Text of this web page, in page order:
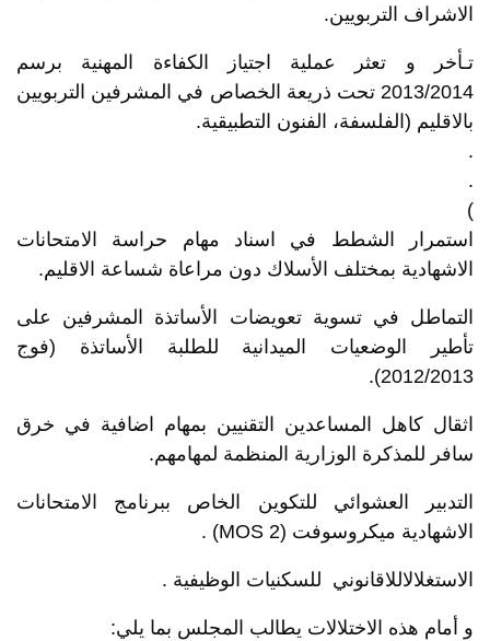
الاشراف التربويين.
تـأخر و تعثر عملية اجتياز الكفاءة المهنية برسم
2013/2014 تحت ذريعة الخصاص في المشرفين التربويين
بالاقليم (الفلسفة، الفنون التطبيقية.
.
.
)
استمرار الشطط في اسناد مهام حراسة الامتحانات
الاشهادية بمختلف الأسلاك دون مراعاة شساعة الاقليم.
التماطل في تسوية تعويضات الأساتذة المشرفين على
تأطير الوضعيات الميدانية للطلبة الأساتذة (فوج
2012/2013).
اثقال كاهل المساعدين التقنيين بمهام اضافية في خرق
سافر للمذكرة الوزارية المنظمة لمهامهم.
التدبير العشوائي للتكوين الخاص ببرنامج الامتحانات
الاشهادية ميكروسوفت (2 MOS) .
الاستغلالاللاقانوني للسكنيات الوظيفية .
و أمام هذه الاختلالات يطالب المجلس بما يلي: